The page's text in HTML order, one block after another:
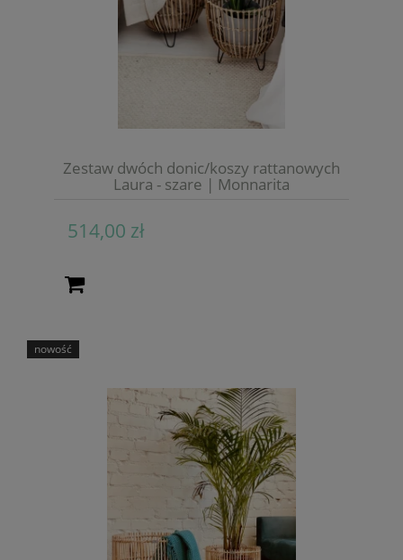
Zestaw dwóch donic/koszy rattanowych
Laura - szare | Monnarita
514,00 zł
nowość